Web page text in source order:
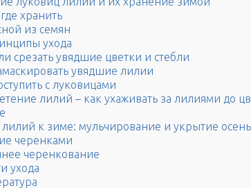
хранить
из семян
ухода
срезать увядшие цветки и стебли
увядшие лилии
с луковицами
лилий – как ухаживать за лилиями до
лилий к зиме: мульчирование и укрытие
черенками
черенкование
ухода